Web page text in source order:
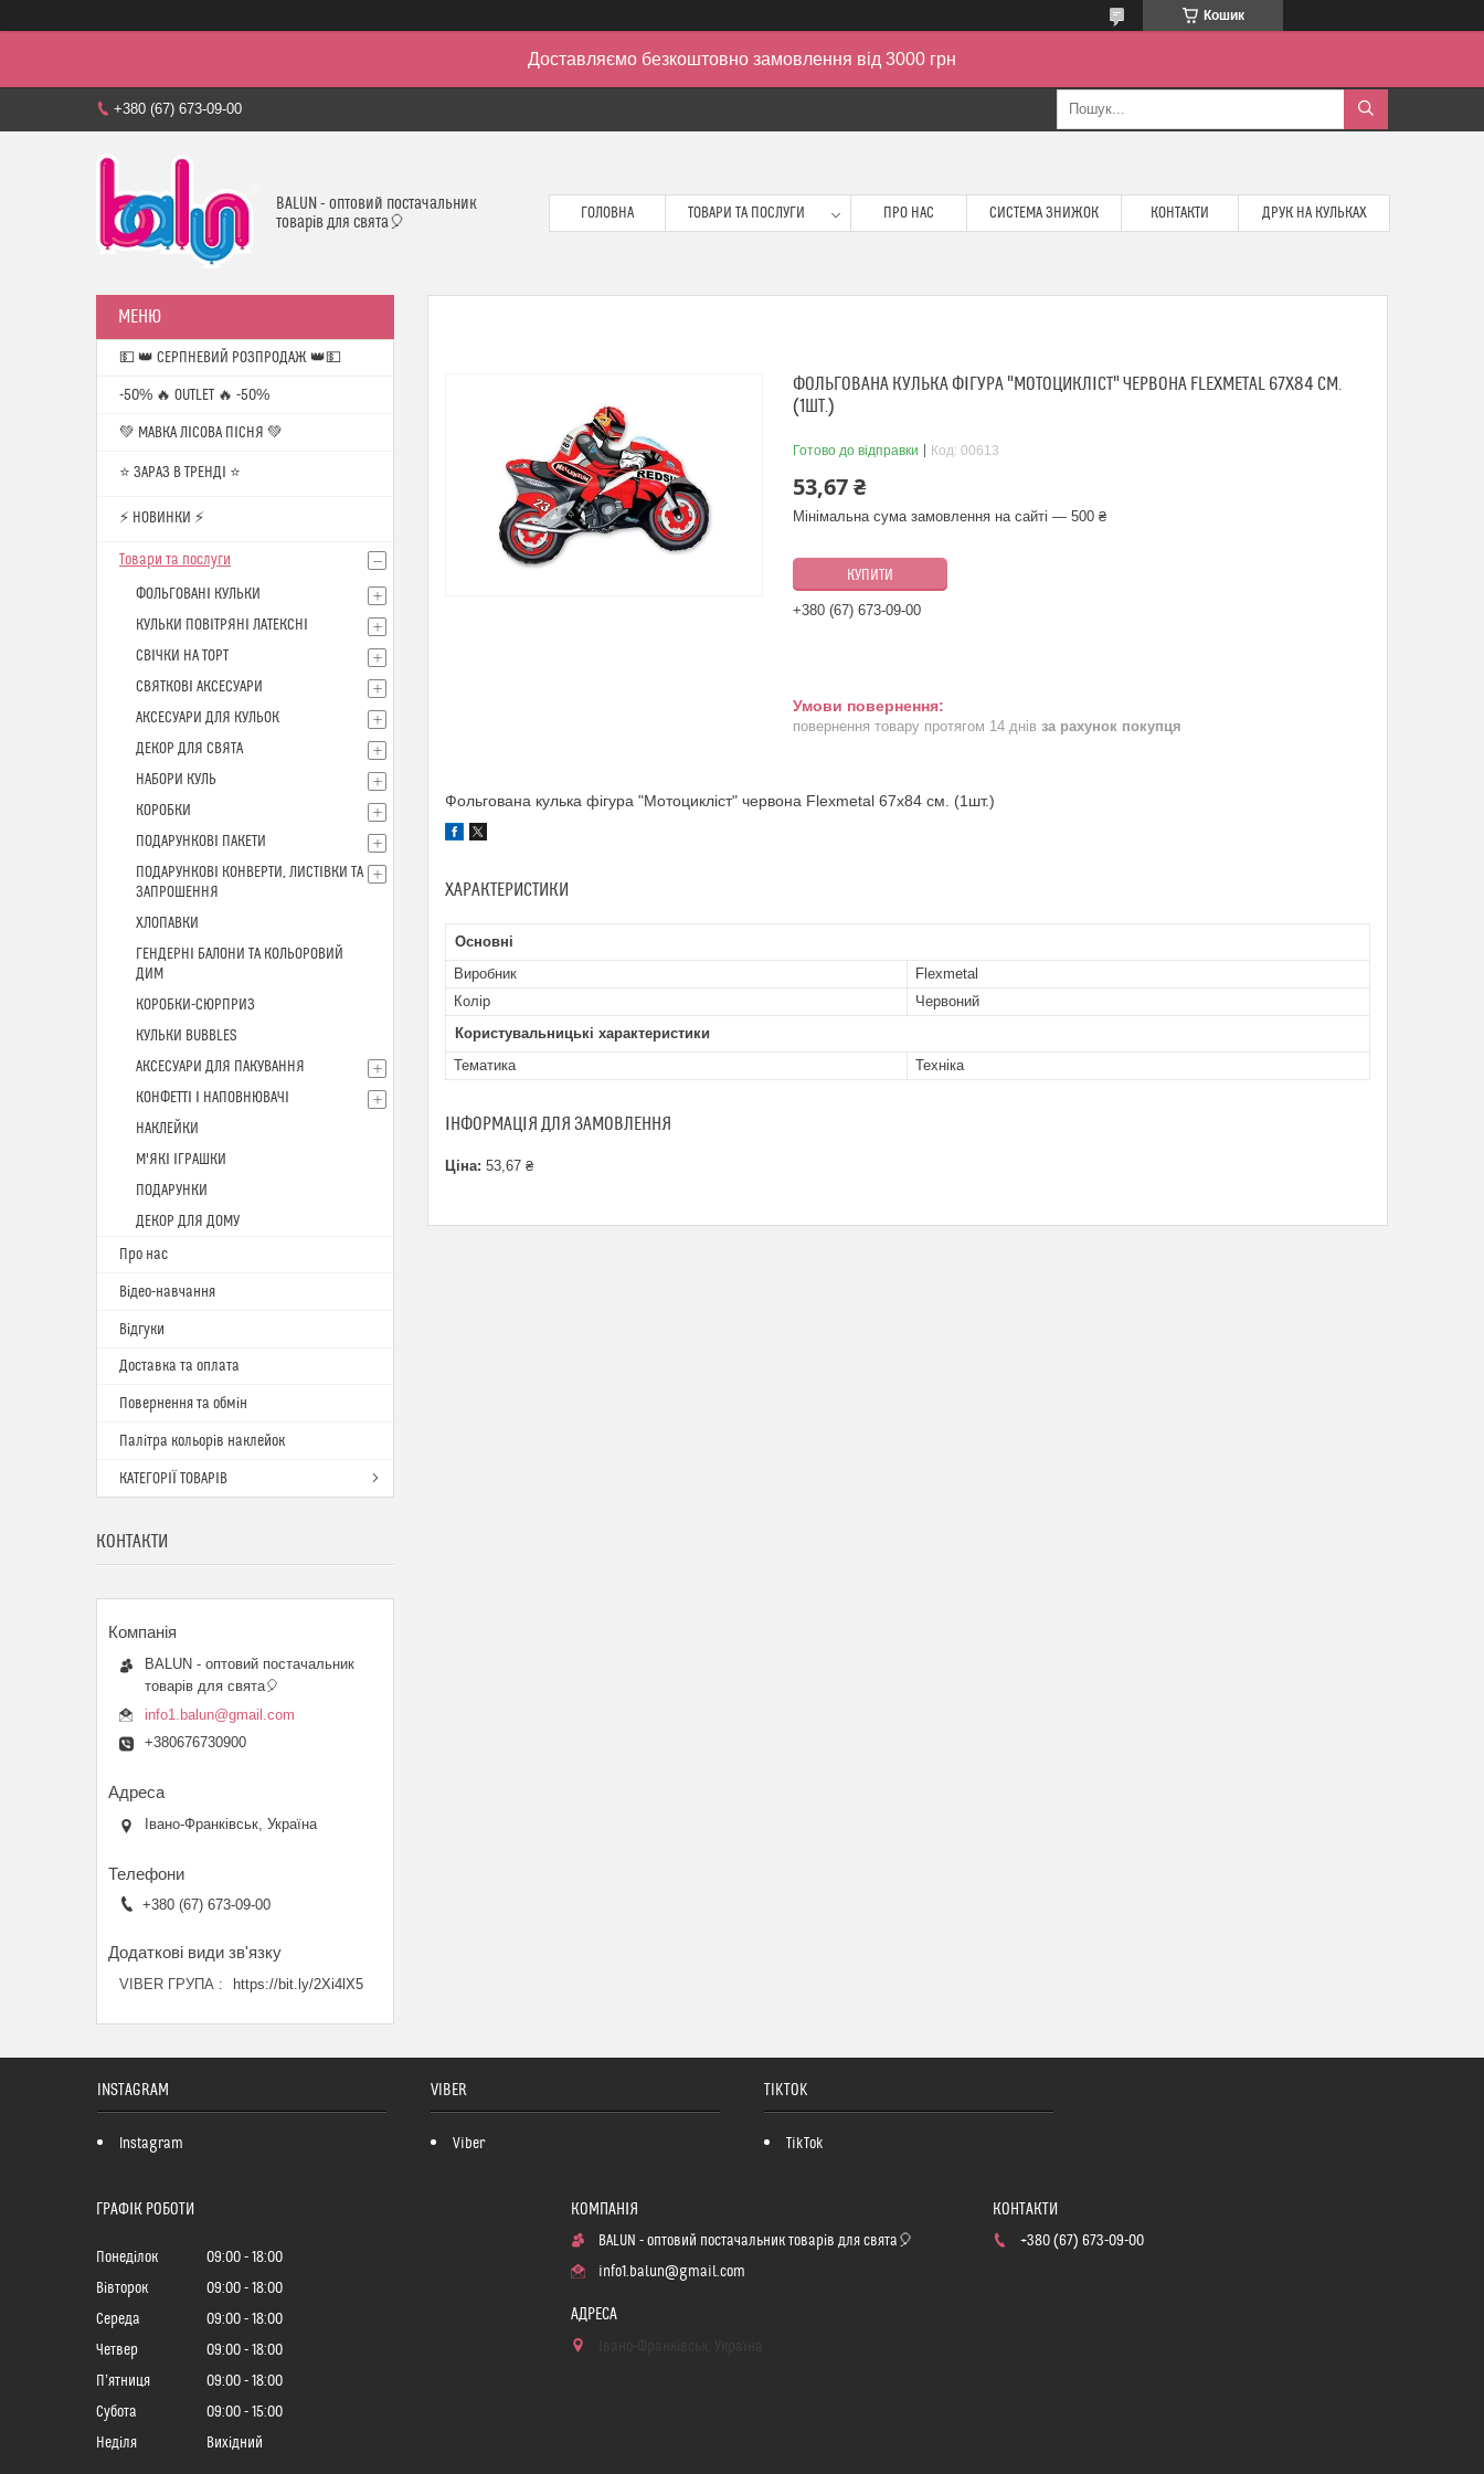
Кошик
Доставляємо безкоштовно замовлення від 3000 грн
+380 (67) 673-09-00
BALUN - оптовий постачальник
товарів для свята🎈
ГОЛОВНА ТОВАРИ ТА ПОСЛУГИ ПРО НАС СИСТЕМА ЗНИЖОК КОНТАКТИ ДРУК НА КУЛЬКАХ
ФОЛЬГОВАНА КУЛЬКА ФІГУРА "МОТОЦИКЛІСТ" ЧЕРВОНА FLEXMETAL 67Х84 СМ.
(1ШТ.)
Готово до відправки Код: 00613
53,67 ₴
Мінімальна сума замовлення на сайті — 500 ₴
КУПИТИ
+380 (67) 673-09-00
повернення товару протягом 14 днів за рахунок покупця
Фольгована кулька фігура "Мотоцикліст" червона Flexmetal 67х84 см. (1шт.)
ХАРАКТЕРИСТИКИ
Основні
Виробник
Flexmetal
Колір
Червоний
Користувальницькі характеристики
Тематика
Техніка
ІНФОРМАЦІЯ ДЛЯ ЗАМОВЛЕННЯ
Ціна: 53,67 ₴
💵 👑 СЕРПНЕВИЙ РОЗПРОДАЖ 👑💵
-50% 🔥 OUTLET 🔥 -50%
💚 МАВКА ЛІСОВА ПІСНЯ 💚
⭐️ ЗАРАЗ В ТРЕНДІ ⭐️
⚡ НОВИНКИ ⚡
Товари та послуги
ФОЛЬГОВАНІ КУЛЬКИ
КУЛЬКИ ПОВІТРЯНІ ЛАТЕКСНІ
СВІЧКИ НА ТОРТ
СВЯТКОВІ АКСЕСУАРИ
АКСЕСУАРИ ДЛЯ КУЛЬОК
ДЕКОР ДЛЯ СВЯТА
НАБОРИ КУЛЬ
КОРОБКИ
ПОДАРУНКОВІ ПАКЕТИ
ПОДАРУНКОВІ КОНВЕРТИ, ЛИСТІВКИ ТА
ЗАПРОШЕННЯ
ХЛОПАВКИ
ГЕНДЕРНІ БАЛОНИ ТА КОЛЬОРОВИЙ
ДИМ
КОРОБКИ-СЮРПРИЗ
КУЛЬКИ BUBBLES
АКСЕСУАРИ ДЛЯ ПАКУВАННЯ
КОНФЕТТІ І НАПОВНЮВАЧІ
НАКЛЕЙКИ
М'ЯКІ ІГРАШКИ
ПОДАРУНКИ
ДЕКОР ДЛЯ ДОМУ
Про нас
Відео-навчання
Відгуки
Доставка та оплата
Повернення та обмін
Палітра кольорів наклейок
КАТЕГОРІЇ ТОВАРІВ
КОНТАКТИ
BALUN - оптовий постачальник
товарів для свята🎈
info1.balun@gmail.com
+380676730900
Івано-Франківськ, Україна
+380 (67) 673-09-00
VIBER ГРУПА https://bit.ly/2Xi4lX5
INSTAGRAM
Instagram
VIBER
Viber
TIKTOK
TikTok
ГРАФІК РОБОТИ
Понеділок 09:00
18:00
Вівторок
09:00
18:00
Середа
09:00
18:00
Четвер
09:00
18:00
Пʼятниця
09:00
18:00
Субота
09:00
15:00
Неділя
Вихідний
BALUN - оптовий постачальник товарів для свята🎈
info1.balun@gmail.com
+380 (67) 673-09-00